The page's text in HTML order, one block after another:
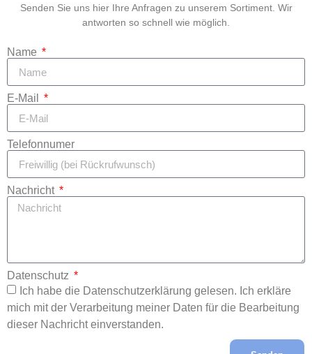
Senden Sie uns hier Ihre Anfragen zu unserem Sortiment. Wir
antworten so schnell wie möglich.
Name
E-Mail
Telefonnumer
Nachricht
Datenschutz
Ich habe die Datenschutzerklärung gelesen. Ich erkläre
mich mit der Verarbeitung meiner Daten für die Bearbeitung
dieser Nachricht einverstanden.